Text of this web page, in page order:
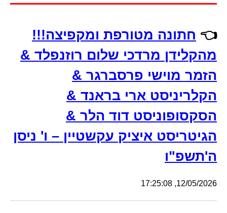
👈 חתונה מטורפת ומקפיצה!!!
מהקלידן מרדכי שלום רוזנפלד &
הזמר מוישי פרסברגר &
הקלריניסט ארי בראנד &
הסקסופוניסט דוד הלר &
הגיטריסט איציק עקשטיין – ו' ניסן
ה'תשפ"ו
12/05/2026, 17:25:08